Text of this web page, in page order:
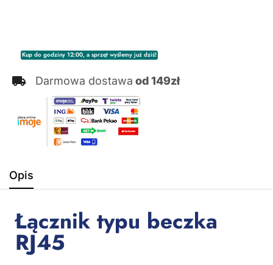
Kup do godziny 12:00, a sprzęt wyślemy już dziś!
Darmowa dostawa od 149zł
Opis
Łącznik typu beczka
RJ45